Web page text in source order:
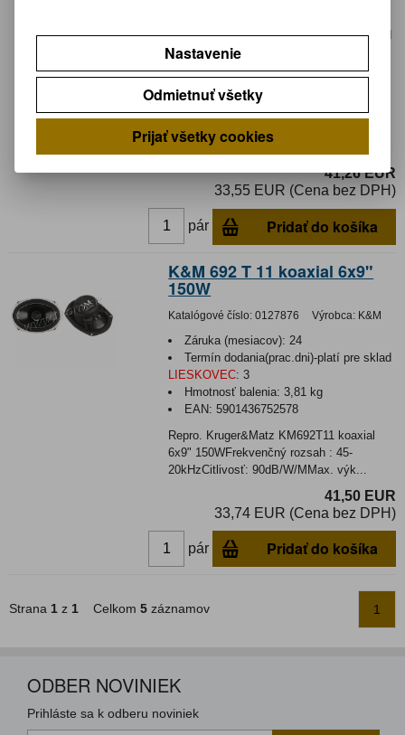
Termín dodania(prac.dni)-platí pre sklad
LIESKOVEC:skladom
Hmotnosť balenia:2,21 kg
EAN:
Repro. Kruger&Matz KM652T11 koaxial
6,5" 120WFrekvenčný rozsah: 65-
20kHzCitlivost: 89dB/W/MMax. výko...
41,26 EUR
33,55 EUR (Cena bez DPH)
pár Pridať do košíka
K&M 692 T 11 koaxial 6x9"
150W
Katalógové číslo: 0127876 Výrobca: K&M
Záruka (mesiacov): 24
Termín dodania(prac.dni)-platí pre sklad
LIESKOVEC: 3
Hmotnosť balenia:3,81 kg
EAN:5901436752578
Repro. Kruger&Matz KM692T11 koaxial
6x9" 150WFrekvenčný rozsah : 45-
20kHzCitlivosť: 90dB/W/MMax. výk...
41,50 EUR
33,74 EUR (Cena bez DPH)
pár Pridať do košíka
Strana 1 z 1 Celkom 5 záznamov 1
ODBER NOVINIEK
Prihláste sa k odberu noviniek
Nastavenie
Odmietnuť všetky
Prijať všetky cookies